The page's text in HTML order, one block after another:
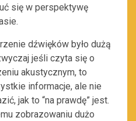
się w perspektywę
dźwięków było dużą
jeśli czyta się o
akustycznym, to
informacje, ale nie
jak to “na prawdę” jest.
zobrazowaniu dużo